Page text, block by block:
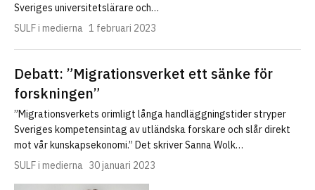
Sveriges universitetslärare och…
SULF i medierna 1 februari 2023
Debatt: ”Migrationsverket ett sänke för
forskningen”
”Migrationsverkets orimligt långa handläggnings­tider stryper
Sveriges kompetens­intag av utländska forskare och slår direkt
mot vår kunskaps­ekonomi.” Det skriver Sanna Wolk…
SULF i medierna 30 januari 2023